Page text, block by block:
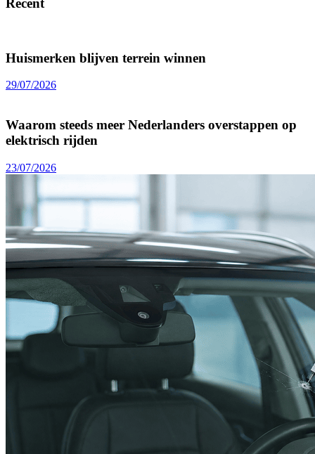
Recent
Huismerken blijven terrein winnen
29/07/2026
Waarom steeds meer Nederlanders overstappen op
elektrisch rijden
23/07/2026